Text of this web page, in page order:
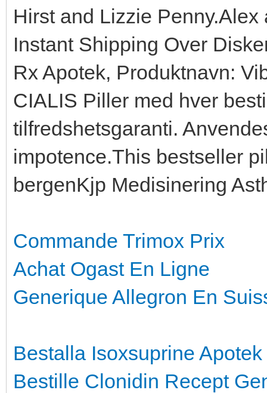
Hirst and Lizzie
Instant Shipping Over
Rx Apotek, Produktnavn:
CIALIS Piller med hver
tilfredshetsgaranti.
impotence.This bestseller
bergenKjp Medisinering
Commande Trimox Prix
Achat Ogast En Ligne
Generique Allegron En
Bestalla Isoxsuprine Apotek
Bestille Clonidin Recept